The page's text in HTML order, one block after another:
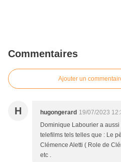
Commentaires
Ajouter un
H hugongerard 19/07/2023
Dominique Labourier a
telefilms tels telles que : Le
Clémence Aletti ( Role de
etc .